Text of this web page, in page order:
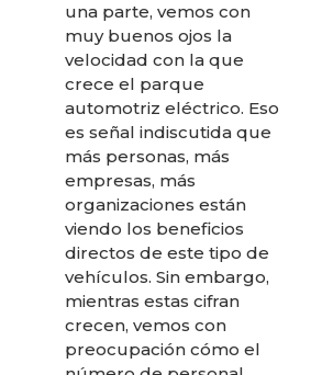
una parte, vemos con
muy buenos ojos la
velocidad con la que
crece el parque
automotriz eléctrico. Eso
es señal indiscutida que
más personas, más
empresas, más
organizaciones están
viendo los beneficios
directos de este tipo de
vehículos. Sin embargo,
mientras estas cifran
crecen, vemos con
preocupación cómo el